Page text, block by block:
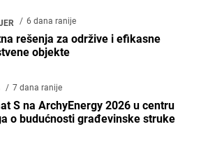
6 dana ranije
rešenja za održive i efikasne
objekte
7 dana ranije
S na ArchyEnergy 2026 u centru
o budućnosti građevinske struke